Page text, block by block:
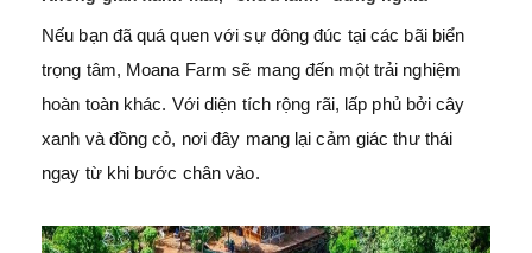
Nếu bạn đã quá quen với sự đông đúc tại các bãi biển
trọng tâm, Moana Farm sẽ mang đến một trải nghiệm
hoàn toàn khác. Với diện tích rộng rãi, lấp phủ bởi cây
xanh và đồng cỏ, nơi đây mang lại cảm giác thư thái
ngay từ khi bước chân vào.